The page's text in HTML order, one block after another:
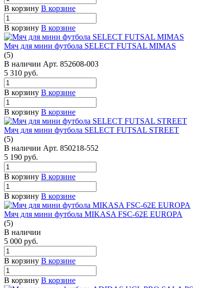
В корзину В корзине
В корзину В корзине
Мяч для мини футбола SELECT FUTSAL MIMAS
(5)
В наличии Арт. 852608-003
5 310 руб.
В корзину В корзине
В корзину В корзине
Мяч для мини футбола SELECT FUTSAL STREET
(5)
В наличии Арт. 850218-552
5 190 руб.
В корзину В корзине
В корзину В корзине
Мяч для мини футбола MIKASA FSC-62E EUROPA
(5)
В наличии
5 000 руб.
В корзину В корзине
В корзину В корзине